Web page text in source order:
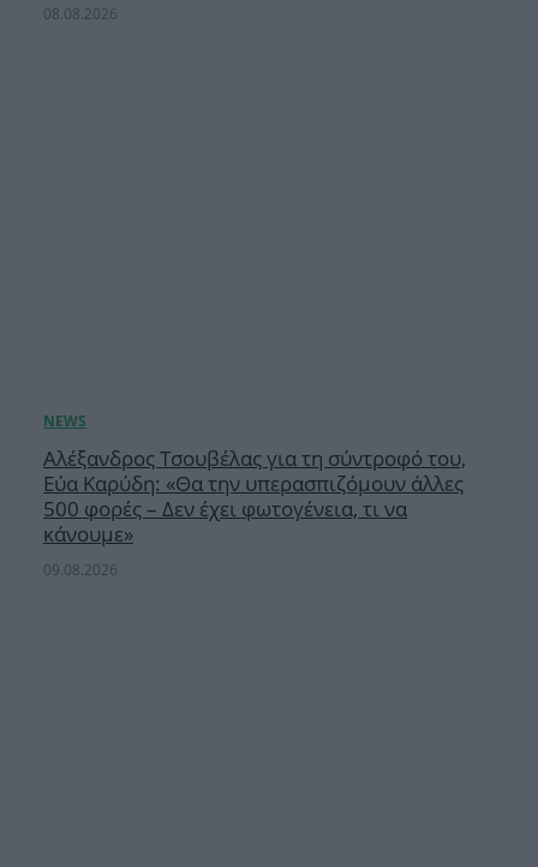
08.08.2026
Αλέξανδρος Τσουβέλας για τη σύντροφό του,
Εύα Καρύδη: «Θα την υπερασπιζόμουν άλλες
500 φορές – Δεν έχει φωτογένεια, τι να
κάνουμε»
09.08.2026